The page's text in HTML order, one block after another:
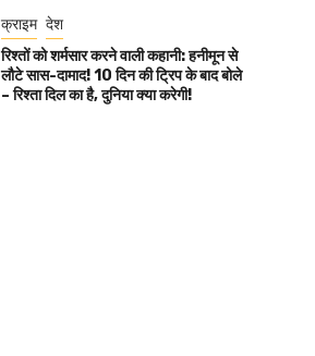
क्राइम देश
रिश्तों को शर्मसार करने वाली कहानी: हनीमून से
लौटे सास-दामाद! 10 दिन की ट्रिप के बाद बोले
– रिश्ता दिल का है, दुनिया क्या करेगी!